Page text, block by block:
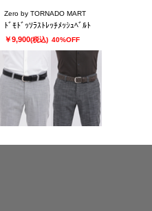
Zero by TORNADO MART
ﾄﾞﾓﾄﾞｯｿﾗｽﾄﾚｯﾁﾒｯｼｭﾍﾞﾙﾄ
￥9,900(税込) 40%OFF